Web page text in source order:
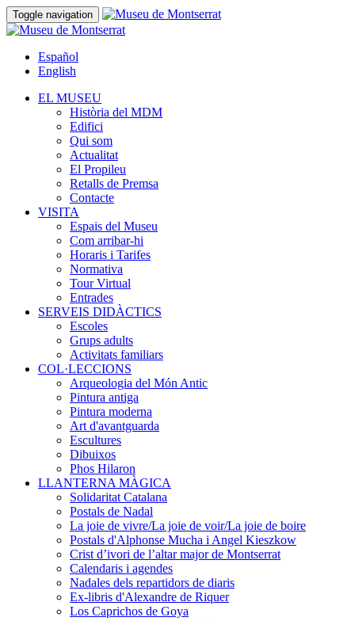
Toggle navigation
Español
English
EL MUSEU
Història del MDM
Edifici
Qui som
Actualitat
El Propileu
Retalls de Premsa
Contacte
VISITA
Espais del Museu
Com arribar-hi
Horaris i Tarifes
Normativa
Tour Virtual
Entrades
SERVEIS DIDÀCTICS
Escoles
Grups adults
Activitats familiars
COL·LECCIONS
Arqueologia del Món Antic
Pintura antiga
Pintura moderna
Art d'avantguarda
Escultures
Dibuixos
Phos Hilaron
LLANTERNA MÀGICA
Solidaritat Catalana
Postals de Nadal
La joie de vivre/La joie de voir/La joie de boire
Postals d'Alphonse Mucha i Angel Kieszkow
Crist d’ivori de l’altar major de Montserrat
Calendaris i agendes
Nadales dels repartidors de diaris
Ex-libris d'Alexandre de Riquer
Los Caprichos de Goya